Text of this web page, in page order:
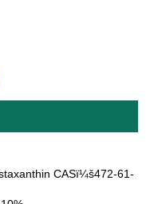
CASï¼š472-61-